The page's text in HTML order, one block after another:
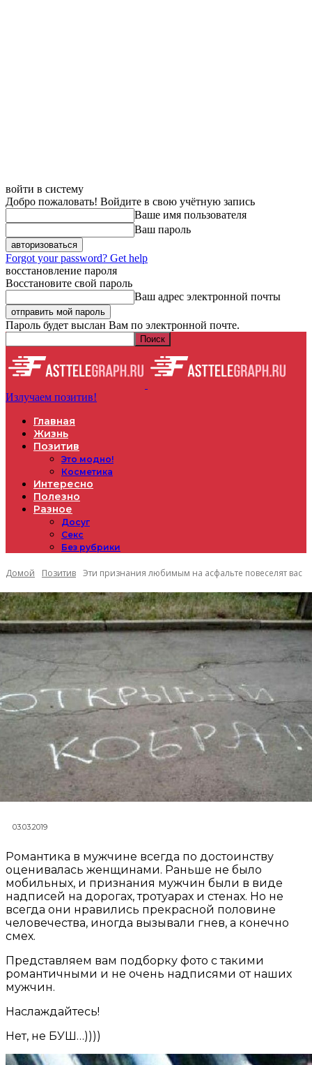
войти в систему
Добро пожаловать! Войдите в свою учётную запись
Ваше имя пользователя
Ваш пароль
Forgot your password? Get help
восстановление пароля
Восстановите свой пароль
Ваш адрес электронной почты
Пароль будет выслан Вам по электронной почте.
Излучаем позитив!
Главная
Жизнь
Позитив
Это модно!
Косметика
Интересно
Полезно
Разное
Досуг
Секс
Без рубрики
Домой Позитив Эти признания любимым на асфальте повеселят вас
03.03.2019
Романтика в мужчине всегда по достоинству
оценивалась женщинами. Раньше не было
мобильных, и признания мужчин были в виде
надписей на дорогах, тротуарах и стенах. Но не
всегда они нравились прекрасной половине
человечества, иногда вызывали гнев, а конечно
смех.
Представляем вам подборку фото с такими
романтичными и не очень надписями от наших
мужчин.
Наслаждайтесь!
Нет, не БУШ…))))